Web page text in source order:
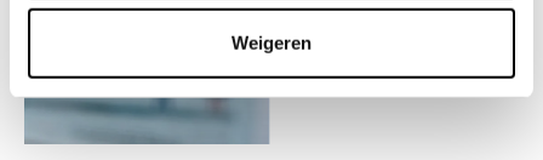
Weigeren